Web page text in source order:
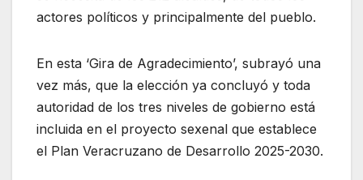
actores políticos y principalmente del pueblo.
En esta ‘Gira de Agradecimiento’, subrayó una
vez más, que la elección ya concluyó y toda
autoridad de los tres niveles de gobierno está
incluida en el proyecto sexenal que establece
el Plan Veracruzano de Desarrollo 2025-2030.